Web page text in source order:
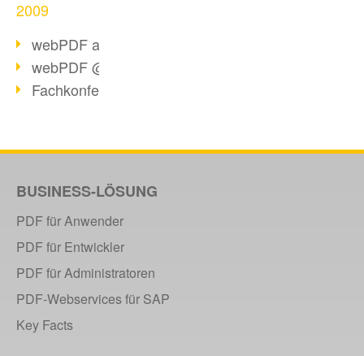
2009
webPDF als Virtual Appliance
webPDF @ Top 20 IT-Produkte
Fachkonferenz PDF/A
BUSINESS-LÖSUNG
PDF für Anwender
PDF für Entwickler
PDF für Administratoren
PDF-Webservices für SAP
Key Facts